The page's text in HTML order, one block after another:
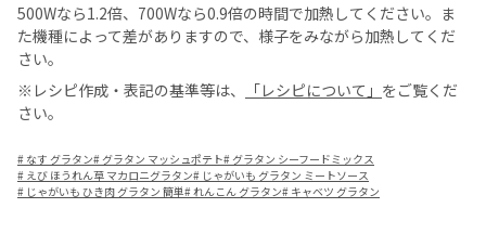
500Wなら1.2倍、700Wなら0.9倍の時間で加熱してください。ま
た機種によって差がありますので、様子をみながら加熱してくだ
さい。
※レシピ作成・表記の基準等は、
「レシピについて」 をご覧くだ
さい。
# なす グラタン# グラタン マッシュポテト# グラタン シーフードミックス
# えび ほうれん草 マカロニグラタン# じゃがいも グラタン ミートソース
# じゃがいも ひき肉 グラタン 簡単#れんこん グラタン# キャベツ グラタン